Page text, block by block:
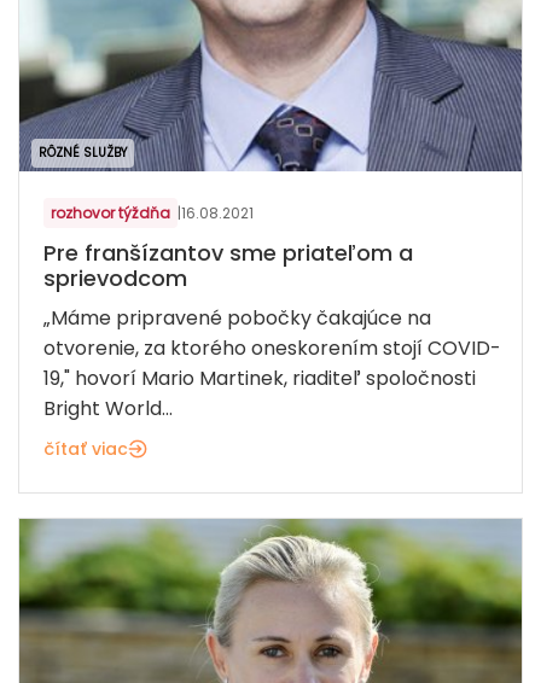
RÔZNÉ SLUŽBY
rozhovor týždňa |16.08.2021
Pre franšízantov sme priateľom a
sprievodcom
„Máme pripravené pobočky čakajúce na
otvorenie, za ktorého oneskorením stojí COVID-
19," hovorí Mario Martinek, riaditeľ spoločnosti
Bright World...
čítať viac